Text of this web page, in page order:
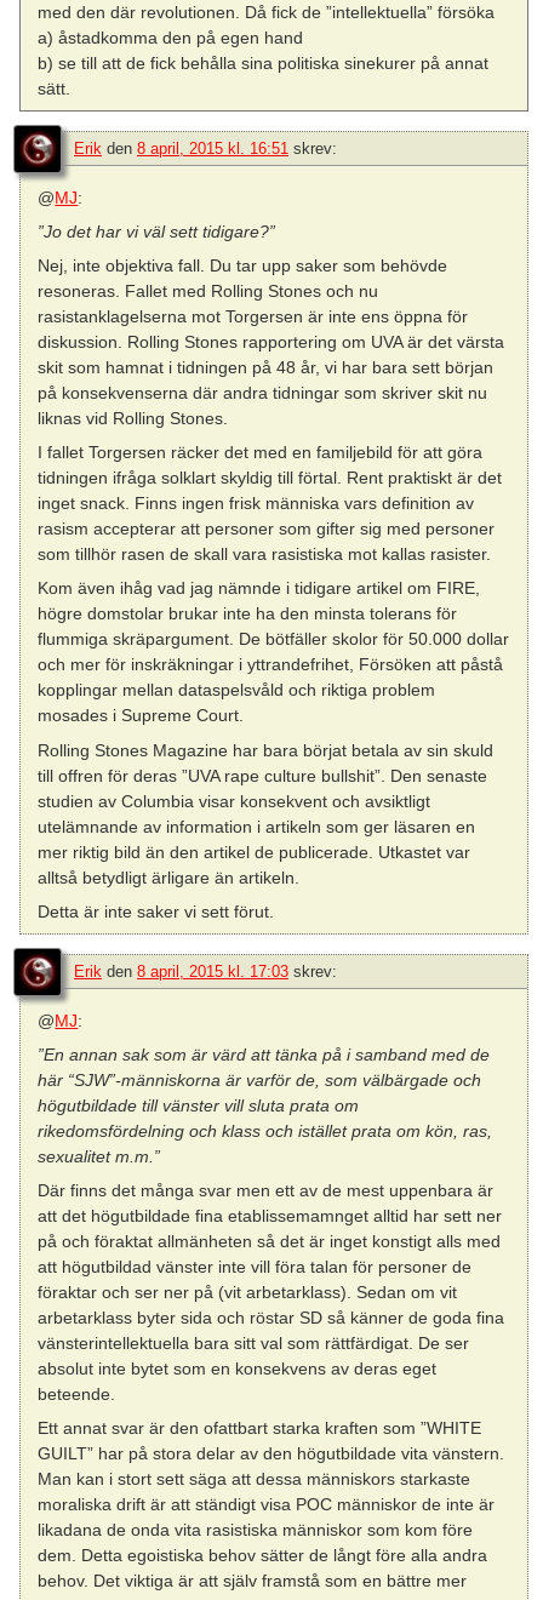
med den där revolutionen. Då fick de ”intellektuella” försöka
a) åstadkomma den på egen hand
b) se till att de fick behålla sina politiska sinekurer på annat
sätt.
Erik den 8 april, 2015 kl. 16:51 skrev:
@MJ:
”Jo det har vi väl sett tidigare?”
Nej, inte objektiva fall. Du tar upp saker som behövde
resoneras. Fallet med Rolling Stones och nu
rasistanklagelserna mot Torgersen är inte ens öppna för
diskussion. Rolling Stones rapportering om UVA är det värsta
skit som hamnat i tidningen på 48 år, vi har bara sett början
på konsekvenserna där andra tidningar som skriver skit nu
liknas vid Rolling Stones.
I fallet Torgersen räcker det med en familjebild för att göra
tidningen ifråga solklart skyldig till förtal. Rent praktiskt är det
inget snack. Finns ingen frisk människa vars definition av
rasism accepterar att personer som gifter sig med personer
som tillhör rasen de skall vara rasistiska mot kallas rasister.
Kom även ihåg vad jag nämnde i tidigare artikel om FIRE,
högre domstolar brukar inte ha den minsta tolerans för
flummiga skräpargument. De bötfäller skolor för 50.000 dollar
och mer för inskräkningar i yttrandefrihet, Försöken att påstå
kopplingar mellan dataspelsvåld och riktiga problem
mosades i Supreme Court.
Rolling Stones Magazine har bara börjat betala av sin skuld
till offren för deras ”UVA rape culture bullshit”. Den senaste
studien av Columbia visar konsekvent och avsiktligt
utelämnande av information i artikeln som ger läsaren en
mer riktig bild än den artikel de publicerade. Utkastet var
alltså betydligt ärligare än artikeln.
Detta är inte saker vi sett förut.
Erik den 8 april, 2015 kl. 17:03 skrev:
@MJ:
”En annan sak som är värd att tänka på i samband med de
här “SJW”-människorna är varför de, som välbärgade och
högutbildade till vänster vill sluta prata om
rikedomsfördelning och klass och istället prata om kön, ras,
sexualitet m.m.”
Där finns det många svar men ett av de mest uppenbara är
att det högutbildade fina etablissemamnget alltid har sett ner
på och föraktat allmänheten så det är inget konstigt alls med
att högutbildad vänster inte vill föra talan för personer de
föraktar och ser ner på (vit arbetarklass). Sedan om vit
arbetarklass byter sida och röstar SD så känner de goda fina
vänsterintellektuella bara sitt val som rättfärdigat. De ser
absolut inte bytet som en konsekvens av deras eget
beteende.
Ett annat svar är den ofattbart starka kraften som ”WHITE
GUILT” har på stora delar av den högutbildade vita vänstern.
Man kan i stort sett säga att dessa människors starkaste
moraliska drift är att ständigt visa POC människor de inte är
likadana de onda vita rasistiska människor som kom före
dem. Detta egoistiska behov sätter de långt före alla andra
behov. Det viktiga är att själv framstå som en bättre mer